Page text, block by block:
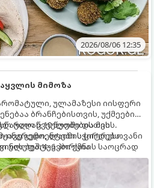
2026/08/06 12:35
მიმოზა
ულამაზესი იისფერი
ბრანჩებისთვის, უქმეების
წვეულებებისთვის.
გემო, ლაიმის ციტრუსოვანი
ბუშტუკები ქმნის საოცრად
კოქტეილს.
რაღაც 10 წუთში და მის
ინგრედიენტები სჭირდება.
ულუფა: 4–6 პორცია